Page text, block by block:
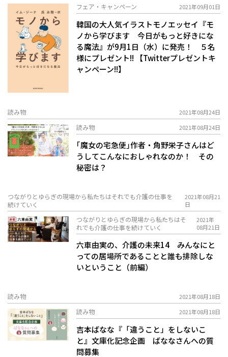
フェア・キャンペーン 2021年09月01日
韓国の大人気イラストモノエッセイ『モ
ノから学びます 今日がもっと好きにな
る魔法』が9月1日（水）に発売！ ５名
様にプレゼント!! 【Twitterプレゼントキ
ャンペーン!!】
読み物 2021年08月24日
読み物 2021年08月24日
｢魔女の宅急便｣作者・角野栄子さんはど
うしてこんなにおしゃれなのか！ その
秘密は？
つながりとゆらぎの現場から――私たちはそれでも介護の仕事を
続けていく
2021年08月21
日
つながりとゆらぎの現場から――私たちはそ
れでも介護の仕事を続けていく
2021年
08月21日
六車由実の、介護の未来14 みんなにと
っての居場所であることと誰も排除しな
いということ（前編）
読み物 2021年08月18日
読み物 2021年08月18日
吉本ばなな『「違うこと」をしないこ
と』文庫化記念企画 ばななさんへの質
問募集